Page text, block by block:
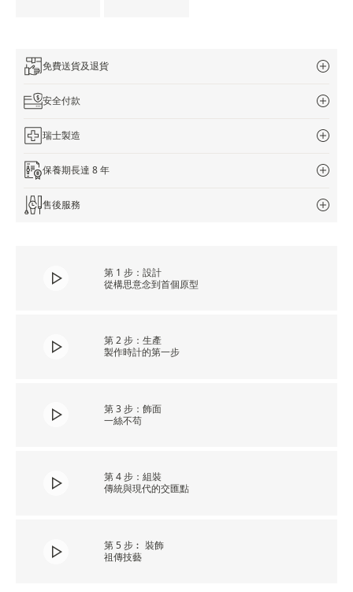
免費送貨及退貨
安全付款
瑞士製造
保養期長達 8 年
售後服務
第 1 步：設計
從構思意念到首個原型
第 2 步：生產
製作時計的第一步
第 3 步：飾面
一絲不苟
第 4 步：組裝
傳統與現代的交匯點
第 5 步︰ 裝飾
祖傳技藝